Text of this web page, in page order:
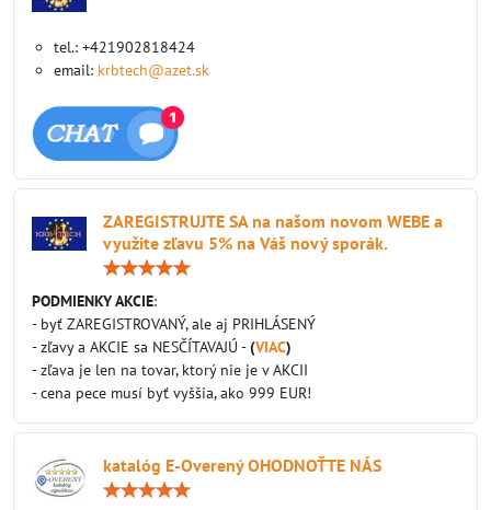
tel.: +421902818424
email: krbtech@azet.sk
ZAREGISTRUJTE SA na našom novom WEBE a
využite zľavu 5% na Váš nový sporák.
PODMIENKY AKCIE:
- byť ZAREGISTROVANÝ, ale aj PRIHLÁSENÝ
- zľavy a AKCIE sa NESČÍTAVAJÚ -(VIAC)
- zľava je len na tovar, ktorý nie je v AKCII
- cena pece musí byť vyššia, ako 999 EUR!
katalóg E-Overený OHODNOŤTE NÁS